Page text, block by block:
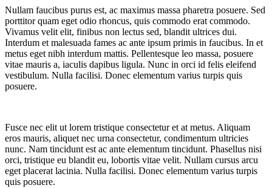
Nullam faucibus purus est, ac maximus massa pharetra posuere. Sed
porttitor quam eget odio rhoncus, quis commodo erat commodo.
Vivamus velit elit, finibus non lectus sed, blandit ultrices dui.
Interdum et malesuada fames ac ante ipsum primis in faucibus. In et
metus eget nibh interdum mattis. Pellentesque leo massa, posuere
vitae mauris a, iaculis dapibus ligula. Nunc in orci id felis eleifend
vestibulum. Nulla facilisi. Donec elementum varius turpis quis
posuere.
Fusce nec elit ut lorem tristique consectetur et at metus. Aliquam
eros mauris, aliquet nec urna consectetur, condimentum ultricies
nunc. Nam tincidunt est ac ante elementum tincidunt. Phasellus nisi
orci, tristique eu blandit eu, lobortis vitae velit. Nullam cursus arcu
eget placerat lacinia. Nulla facilisi. Donec elementum varius turpis
quis posuere.